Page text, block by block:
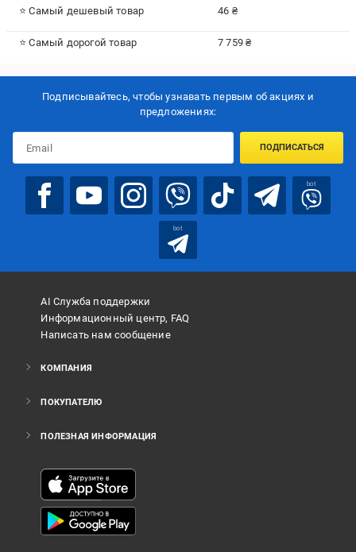
⭐ Самый дешевый товар 46 ₴
⭐ Самый дорогой товар 7 759 ₴
Подписывайтесь, чтобы узнавать первым об акцияx и
предложениях:
ПОДПИСАТЬСЯ
bot
bot
AI Служба поддержки
Информационный центр, FAQ
Написать нам сообщение
КОМПАНИЯ
ПОКУПАТЕЛЮ
ПОЛЕЗНАЯ ИНФОРМАЦИЯ